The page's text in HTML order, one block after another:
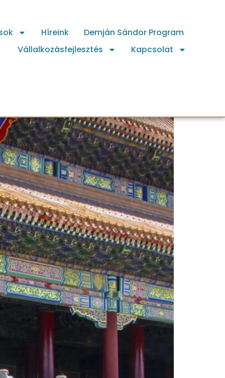
Híreink
Demján Sándor Program
Vállalkozásfejlesztés
Kapcsolat